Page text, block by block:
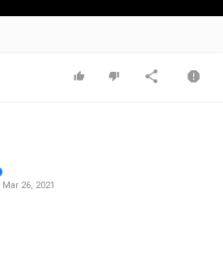
Mar 26, 2021